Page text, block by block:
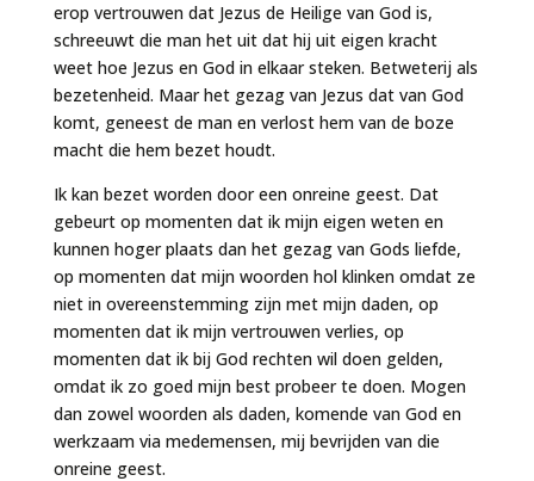
erop vertrouwen dat Jezus de Heilige van God is,
schreeuwt die man het uit dat hij uit eigen kracht
weet hoe Jezus en God in elkaar steken. Betweterij als
bezetenheid. Maar het gezag van Jezus dat van God
komt, geneest de man en verlost hem van de boze
macht die hem bezet houdt.
Ik kan bezet worden door een onreine geest. Dat
gebeurt op momenten dat ik mijn eigen weten en
kunnen hoger plaats dan het gezag van Gods liefde,
op momenten dat mijn woorden hol klinken omdat ze
niet in overeenstemming zijn met mijn daden, op
momenten dat ik mijn vertrouwen verlies, op
momenten dat ik bij God rechten wil doen gelden,
omdat ik zo goed mijn best probeer te doen. Mogen
dan zowel woorden als daden, komende van God en
werkzaam via medemensen, mij bevrijden van die
onreine geest.